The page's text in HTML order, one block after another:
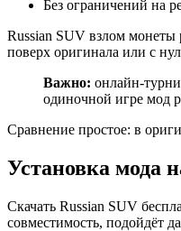
Без ограничений на
Russian SUV взлом монеты
поверх оригинала или с
Важно: онлайн-
одиночной игре мод
Сравнение простое: в
Установка мода
Скачать Russian SUV
совместимость, подойдёт